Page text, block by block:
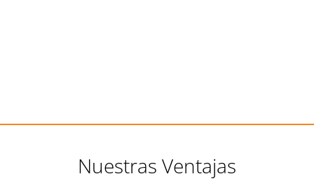
Nuestras Ventajas